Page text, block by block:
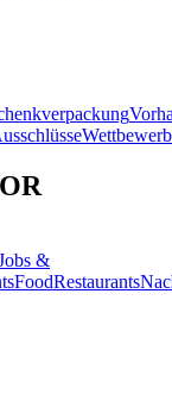
&
FoodRestaurants